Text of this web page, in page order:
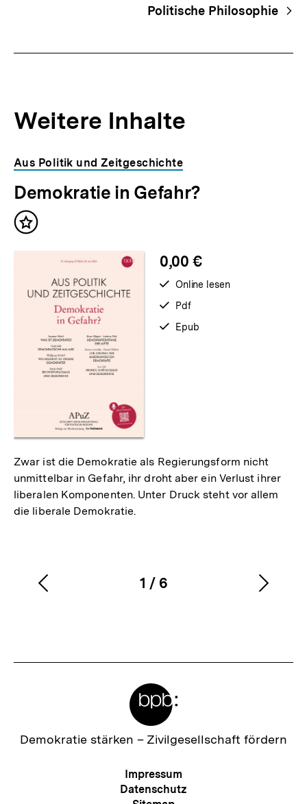
Politische Philosophie
Weitere Inhalte
Inhaltskarousell
für
weitere
Inhalte
Inhaltskarussell
überspringen
Aus Politik und Zeitgeschichte
Demokratie in Gefahr?
Inhalt
0,00 €
verfügbar
Online lesen
verfügbar
Pdf
verfügbar
Epub
Zwar ist die Demokratie als Regierungsform nicht
unmittelbar in Gefahr, ihr droht aber ein Verlust ihrer
liberalen Komponenten. Unter Druck steht vor allem
die liberale Demokratie.
Karussellinhalt
1
von
/ 6
Vorherigen
Zur
Demokratie stärken – Zivilgesellschaft fördern
Meta-
Navigation
Impressum
Datenschutz